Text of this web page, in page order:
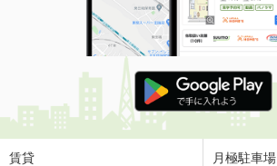
賃貸 月極駐車場